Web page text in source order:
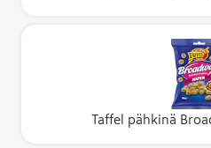
Taffel pähkinä